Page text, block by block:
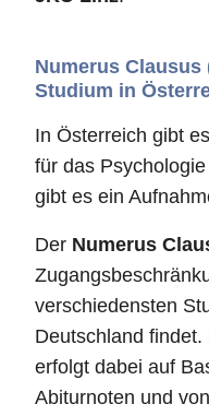
Numerus
Studium in
In Österreich gibt es
für das
gibt es ein
Der Numerus
verschiedensten
Deutschland
erfolgt dabei auf
Abiturnoten und